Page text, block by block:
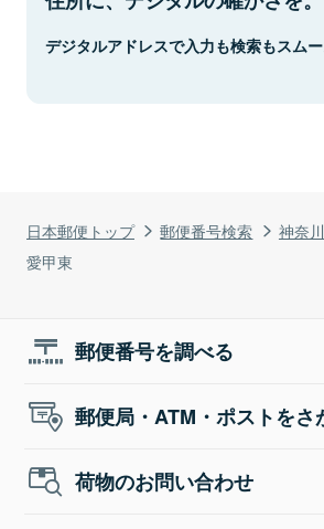
日本郵便トップ 郵便番号検索 神奈
愛甲東
デジタルアドレスで入力も検索もスムー
郵便番号を調べる
郵便局・ATM・ポストをさ
荷物のお問い合わせ